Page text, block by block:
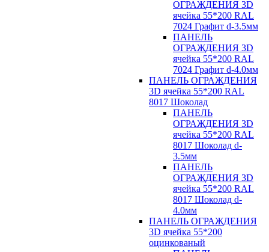
ОГРАЖДЕНИЯ 3D
ячейка 55*200 RAL
7024 Графит d-3.5мм
ПАНЕЛЬ
ОГРАЖДЕНИЯ 3D
ячейка 55*200 RAL
7024 Графит d-4.0мм
ПАНЕЛЬ ОГРАЖДЕНИЯ
3D ячейка 55*200 RAL
8017 Шоколад
ПАНЕЛЬ
ОГРАЖДЕНИЯ 3D
ячейка 55*200 RAL
8017 Шоколад d-
3.5мм
ПАНЕЛЬ
ОГРАЖДЕНИЯ 3D
ячейка 55*200 RAL
8017 Шоколад d-
4.0мм
ПАНЕЛЬ ОГРАЖДЕНИЯ
3D ячейка 55*200
оцинкованый